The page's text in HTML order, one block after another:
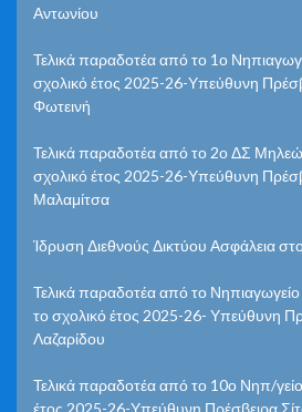
Αντωνίου
Τελικά παραδοτέα από το 1ο
σχολικό έτος 2025-26-Υπεύθυνη
Φωτεινή
Τελικά παραδοτέα από το 2ο ΔΣ
σχολικό έτος 2025-26-Υπεύθυνη
Μαλαμίτσα
Ίδρυση Διεθνούς Δικτύου Ασφάλεια
Τελικά παραδοτέα από το
το σχολικό έτος 2025-26- Υπεύθυνη
Λαζαρίδου
Τελικά παραδοτέα από το 10ο Νηπ/γείο
έτος 2025-26-Υπεύθυνη Πρέσβειρα